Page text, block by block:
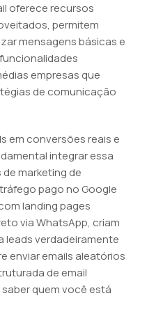
oferece recursos
permitem
mensagens básicas e
empresas que
de comunicação
em conversões reais e
integrar essa
marketing de
pago no Google
landing pages
via WhatsApp, criam
leads verdadeiramente
enviar emails aleatórios
de email
quem você está